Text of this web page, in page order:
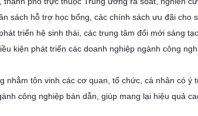
sách hỗ trợ học bổng, các chính sách ưu đãi cho
triển hệ sinh thái, các trung tâm đổi mới sáng
kiện phát triển các doanh nghiệp ngành công
tôn vinh các cơ quan, tổ chức, cá nhân có ý
công nghiệp bán dẫn, giúp mang lại hiệu quả